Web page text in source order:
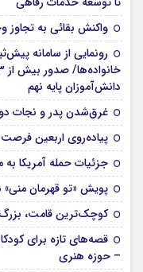
واکنش بقائی به تجاوز
رونمایی از سامانه
دانش‌آموزان پایه نهم
غرق‌شدن پدر و نجات
پیاده‌روی اربعین
جزئیات حمله
پویش «تو قهرمان منی» به ۵۰۰ اجرای میدانی رسید –
کوچک‌ترین قامت،
قصه‌های تازه برای
– حوزه هنری